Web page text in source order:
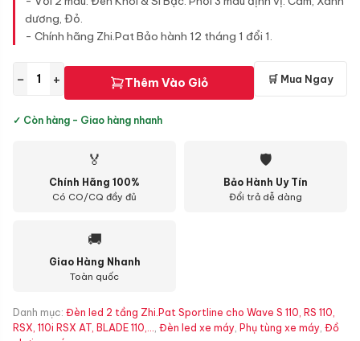
dương, Đỏ.
​- Chính hãng Zhi.Pat Bảo hành 12 tháng 1 đổi 1.
− + Thêm Vào Giỏ 🛒 Mua Ngay
✓ Còn hàng - Giao hàng nhanh
🏅
Chính Hãng 100%
Có CO/CQ đầy đủ
🛡
Bảo Hành Uy Tín
Đổi trả dễ dàng
🚚
Giao Hàng Nhanh
Toàn quốc
Danh mục: Đèn led 2 tầng Zhi.Pat Sportline cho Wave S 110, RS 110,
RSX, 110i RSX AT, BLADE 110,..., Đèn led xe máy, Phụ tùng xe máy, Đồ